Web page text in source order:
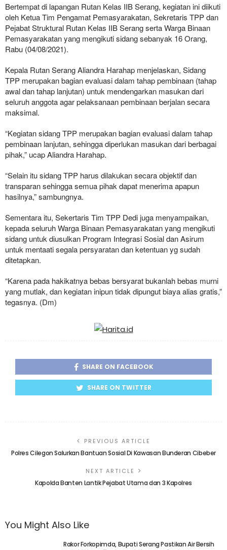
Bertempat di lapangan Rutan Kelas IIB Serang, kegiatan ini diikuti
oleh Ketua Tim Pengamat Pemasyarakatan, Sekretaris TPP dan
Pejabat Struktural Rutan Kelas IIB Serang serta Warga Binaan
Pemasyarakatan yang mengikuti sidang sebanyak 16 Orang,
Rabu (04/08/2021).
Kepala Rutan Serang Aliandra Harahap menjelaskan, Sidang
TPP merupakan bagian evaluasi dalam tahap pembinaan (tahap
awal dan tahap lanjutan) untuk mendengarkan masukan dari
seluruh anggota agar pelaksanaan pembinaan berjalan secara
maksimal.
“Kegiatan sidang TPP merupakan bagian evaluasi dalam tahap
pembinaan lanjutan, sehingga diperlukan masukan dari berbagai
pihak,” ucap Aliandra Harahap.
“Selain itu sidang TPP harus dilakukan secara objektif dan
transparan sehingga semua pihak dapat menerima apapun
hasilnya,” sambungnya.
Sementara itu, Sekertaris Tim TPP Dedi juga menyampaikan,
kepada seluruh Warga Binaan Pemasyarakatan yang mengikuti
sidang untuk diusulkan Program Integrasi Sosial dan Asirum
untuk mentaati segala persyaratan dan ketentuan yg sudah
ditetapkan.
“Karena pada hakikatnya bebas bersyarat bukanlah bebas murni
yang mutlak, dan kegiatan inipun tidak dipungut biaya alias gratis,”
tegasnya. (Dm)
SHARE ON FACEBOOK
SHARE ON TWITTER
PREVIOUS ARTICLE
Polres Cilegon Salurkan Bantuan Sosial Di Kawasan Bunderan Cibeber
NEXT ARTICLE
Kapolda Banten Lantik Pejabat Utama dan 3 Kapolres
You Might Also Like
Rakor Forkopimda, Bupati Serang Pastikan Air Bersih